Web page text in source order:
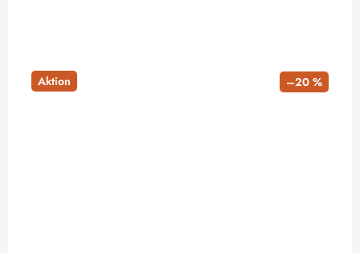
Aktion –20 %